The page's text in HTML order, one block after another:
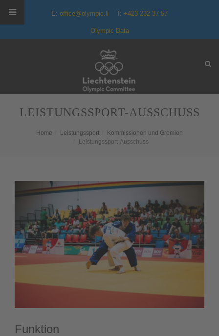
E: office@olympic.li T: +423 232 37 57
Olympic Data
LEISTUNGSSPORT-AUSSCHUSS
Home Leistungssport
Kommissionen und Gremien
Leistungssport-Ausschuss
Funktion